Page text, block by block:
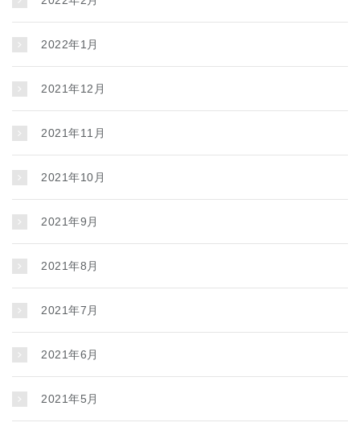
2022年1月
2021年12月
2021年11月
2021年10月
2021年9月
2021年8月
2021年7月
2021年6月
2021年5月